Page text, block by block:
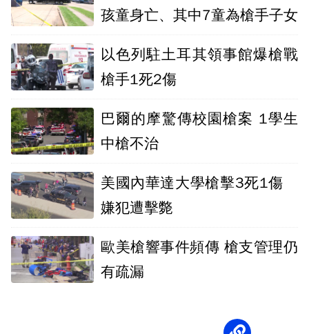
孩童身亡、其中7童為槍手子女
以色列駐土耳其領事館爆槍戰
槍手1死2傷
巴爾的摩驚傳校園槍案 1學生
中槍不治
美國內華達大學槍擊3死1傷
嫌犯遭擊斃
歐美槍響事件頻傳 槍支管理仍
有疏漏